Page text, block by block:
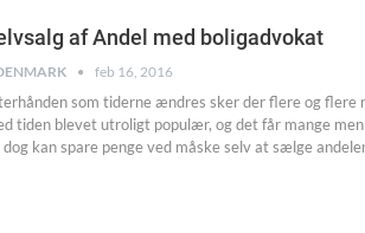
af Andel med boligadvokat
feb 16, 2016
som tiderne ændres sker der flere og flere
tiden blevet utroligt populær, og det får mange
dog kan spare penge ved måske selv at sælge